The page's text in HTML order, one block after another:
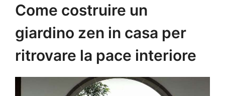
Come costruire un
giardino zen in casa per
ritrovare la pace interiore